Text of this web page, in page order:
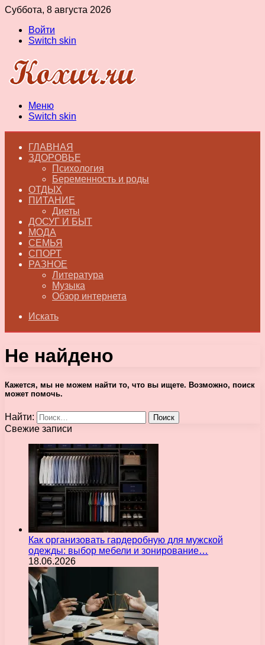
Суббота, 8 августа 2026
Войти
Switch skin
Меню
Switch skin
ГЛАВНАЯ
ЗДОРОВЬЕ
Психология
Беременность и роды
ОТДЫХ
ПИТАНИЕ
Диеты
ДОСУГ И БЫТ
МОДА
СЕМЬЯ
СПОРТ
РАЗНОЕ
Литература
Музыка
Обзор интернета
Искать
Не найдено
Кажется, мы не можем найти то, что вы ищете. Возможно, поиск
может помочь.
Найти:
Свежие записи
Как организовать гардеробную для мужской
одежды: выбор мебели и зонирование…
18.06.2026